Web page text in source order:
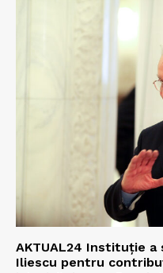
AKTUAL24 Instituție
Iliescu pentru